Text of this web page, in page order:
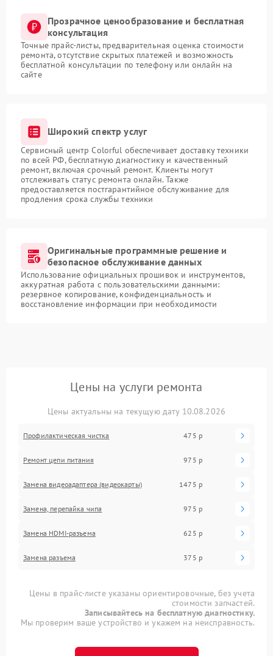
Прозрачное ценообразование и бесплатная
консультация
Точные прайс-листы, предварительная оценка стоимости
ремонта, отсутствие скрытых платежей и возможность
бесплатной консультации по телефону или онлайн на
сайте
Широкий спектр услуг
Сервисный центр Colorful обеспечивает доставку техники
по всей РФ, бесплатную диагностику и качественный
ремонт, включая срочный ремонт. Клиенты могут
отслеживать статус ремонта онлайн. Также
предоставляется постгарантийное обслуживание для
продления срока службы техники
Оригинальные программные решение и
безопасное обслуживание данных
Использование официальных прошивок и инструментов,
аккуратная работа с пользовательскими данными:
резервное копирование, конфиденциальность и
восстановление информации при необходимости
Цены на услуги ремонта
Цены актуальны на текущую дату 10.08.2026
Профилактическая чистка 475 р
Ремонт цепи питания 975 р
Замена видеоадаптера (видеокарты) 1475 р
Замена, перепайка чипа 975 р
Замена HDMI-разъема 625 р
Замена разъема 375 р
Цены в прайс-листе указаны ориентировочные, без учета
стоимости запчастей.
Записывайтесь на бесплатную диагностику.
Мы проверим ваше устройство и укажем на неисправность.